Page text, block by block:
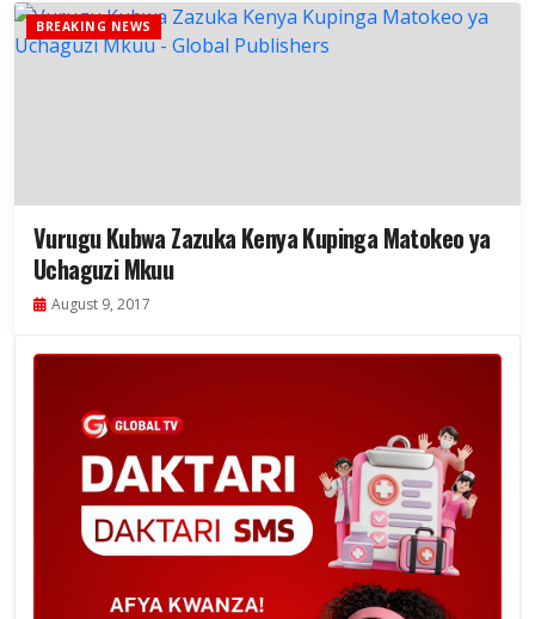
BREAKING NEWS
Vurugu Kubwa Zazuka Kenya Kupinga Matokeo ya
Uchaguzi Mkuu
August 9, 2017